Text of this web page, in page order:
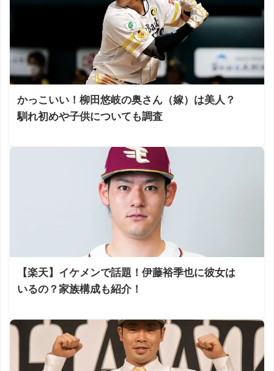
かっこいい！柳田悠岐の奥さん（嫁）は美人？
馴れ初めや子供についても調査
【楽天】イケメンで話題！伊藤裕季也に彼女は
いるの？家族構成も紹介！